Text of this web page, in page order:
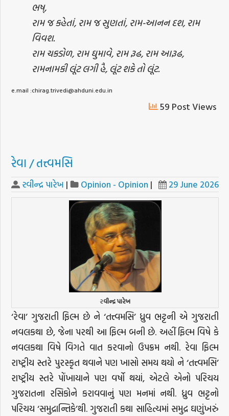
ભષ્,
રામ જ કહેતાં, રામ જ સુણતાં, રામ-આનન દશ, રામ
વિવશ.
રામ ચકડોળ, રામ ઘુમાવે, રામ રૂઢ, રામ આરૂઢ,
રામનામકી લૂંટ લગી હૈ, લૂંટ શકે તો લૂંટ.
e.mail :chirag.trivedi@ahduni.edu.in
59 Post Views
રેવા / તત્ત્વમસિ
રવીન્દ્ર પારેખ | Opinion - Opinion | 29 June 2026
રવીન્દ્ર પારેખ
‘રેવા’ ગુજરાતી ફિલ્મ છે ને ‘તત્ત્વમસિ’ ધ્રુવ ભટ્ટની એ ગુજરાતી
નવલકથા છે, જેના પરથી આ ફિલ્મ બની છે. અહીં ફિલ્મ વિષે કે
નવલકથા વિષે વિગતે વાત કરવાનો ઉપક્રમ નથી. રેવા ફિલ્મ
રાષ્ટ્રીય સ્તરે પુરસ્કૃત થવાને પણ ખાસો સમય થયો ને ‘તત્ત્વમસિ’
રાષ્ટ્રીય સ્તરે પોંખાયાને પણ વર્ષો થયાં, એટલે એનો પરિચય
ગુજરાતના રસિકોને કરાવવાનું પણ મનમાં નથી. ધ્રુવ ભટ્ટનો
પરિચય ‘સમુદ્રાન્તિકે’થી. ગુજરાતી કથા સાહિત્યમાં સમુદ્ર ઘણુંખરું